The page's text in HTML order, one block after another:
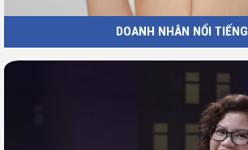
DOANH NHÂN NỔI TIẾNG